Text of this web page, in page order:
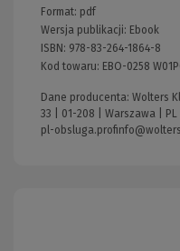
Format: pdf
Wersja publikacji: Ebook
ISBN: 978-83-264-1864-8
Kod towaru: EBO-0258
Dane producenta: Wolters
33 | 01-208 | Warszawa | PL |
pl-